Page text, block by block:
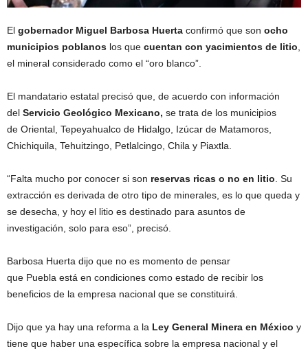
El gobernador Miguel Barbosa Huerta confirmó que son ocho
municipios poblanos los que cuentan con yacimientos de litio
el mineral considerado como el “oro blanco”.
El mandatario estatal precisó que, de acuerdo con información
del Servicio Geológico Mexicano, se trata de los municipios
de Oriental, Tepeyahualco de Hidalgo, Izúcar de Matamoros,
Chichiquila, Tehuitzingo, Petlalcingo, Chila y Piaxtla.
“Falta mucho por conocer si son reservas ricas o no en litio . Su
extracción es derivada de otro tipo de minerales, es lo que queda y
se desecha, y hoy el litio es destinado para asuntos de
investigación, solo para eso”, precisó.
Barbosa Huerta dijo que no es momento de pensar
que Puebla está en condiciones como estado de recibir los
beneficios de la empresa nacional que se constituirá.
Dijo que ya hay una reforma a la Ley General Minera en México y
tiene que haber una específica sobre la empresa nacional y el